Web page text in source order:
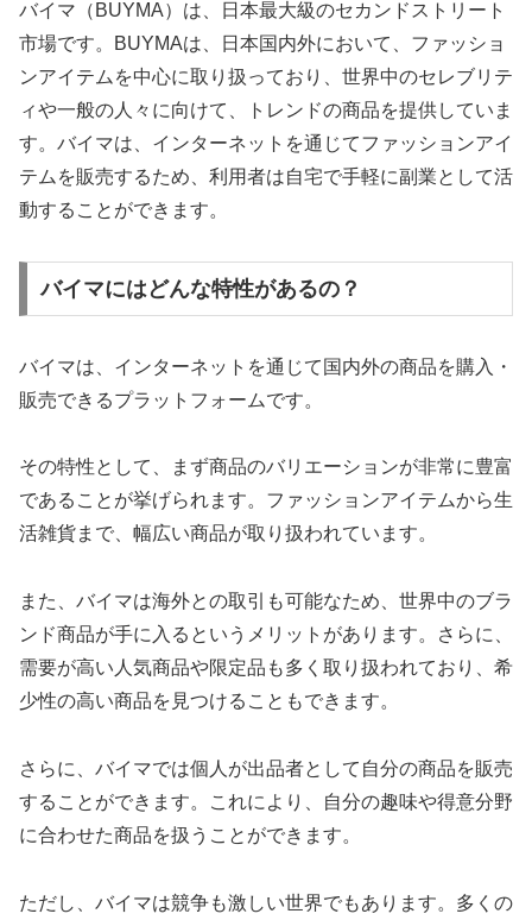
バイマ（BUYMA）は、日本最大級のセカンドストリート
市場です。BUYMAは、日本国内外において、ファッショ
ンアイテムを中心に取り扱っており、世界中のセレブリテ
ィや一般の人々に向けて、トレンドの商品を提供していま
す。バイマは、インターネットを通じてファッションアイ
テムを販売するため、利用者は自宅で手軽に副業として活
動することができます。
バイマにはどんな特性があるの？
バイマは、インターネットを通じて国内外の商品を購入・
販売できるプラットフォームです。
その特性として、まず商品のバリエーションが非常に豊富
であることが挙げられます。ファッションアイテムから生
活雑貨まで、幅広い商品が取り扱われています。
また、バイマは海外との取引も可能なため、世界中のブラ
ンド商品が手に入るというメリットがあります。さらに、
需要が高い人気商品や限定品も多く取り扱われており、希
少性の高い商品を見つけることもできます。
さらに、バイマでは個人が出品者として自分の商品を販売
することができます。これにより、自分の趣味や得意分野
に合わせた商品を扱うことができます。
ただし、バイマは競争も激しい世界でもあります。多くの